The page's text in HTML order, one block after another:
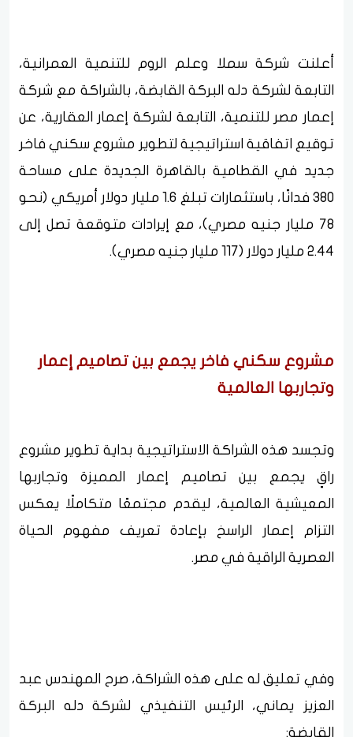
أعلنت شركة سملا وعلم الروم للتنمية العمرانية،
التابعة لشركة دله البركة القابضة، بالشراكة مع شركة
إعمار مصر للتنمية، التابعة لشركة إعمار العقارية، عن
توقيع اتفاقية استراتيجية لتطوير مشروع سكني فاخر
جديد في القطامية بالقاهرة الجديدة على مساحة
380 فدانًا، باستثمارات تبلغ 1.6 مليار دولار أمريكي (نحو
78 مليار جنيه مصري)، مع إيرادات متوقعة تصل إلى
2.44 مليار دولار (117 مليار جنيه مصري).
مشروع سكني فاخر يجمع بين تصاميم إعمار
وتجاربها العالمية
وتجسد هذه الشراكة الاستراتيجية بداية تطوير مشروع
راقٍ يجمع بين تصاميم إعمار المميزة وتجاربها
المعيشية العالمية، ليقدم مجتمعًا متكاملًا يعكس
التزام إعمار الراسخ بإعادة تعريف مفهوم الحياة
العصرية الراقية في مصر.
وفي تعليق له على هذه الشراكة، صرح المهندس عبد
العزيز يماني، الرئيس التنفيذي لشركة دله البركة
القابضة: